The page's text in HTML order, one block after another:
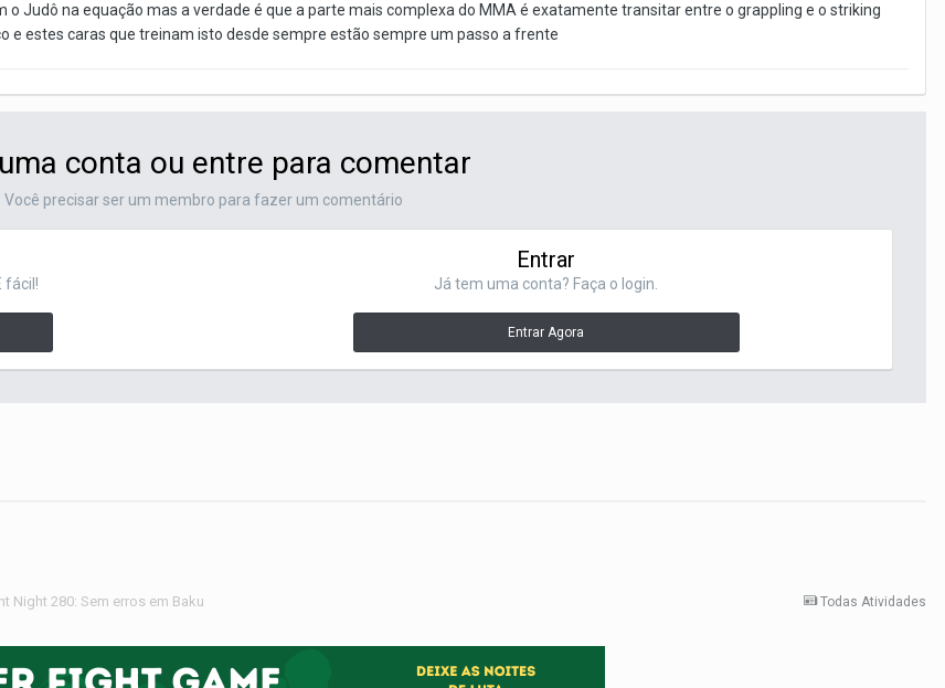
o Judô na equação mas a verdade é que a parte mais complexa do MMA é exatamente transitar entre o grappling e o striking
e estes caras que treinam isto desde sempre estão sempre um passo a frente
conta ou entre para comentar
Você precisar ser um membro para fazer um comentário
fácil!
Entrar
Já tem uma conta? Faça o login.
Entrar Agora
Todas Atividades
Night 280: Sem erros em Baku